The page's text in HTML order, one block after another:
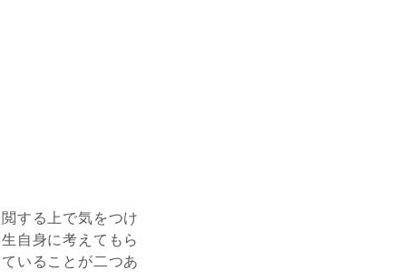
する上で気をつけ
自身に考えてもら
いることが二つあ